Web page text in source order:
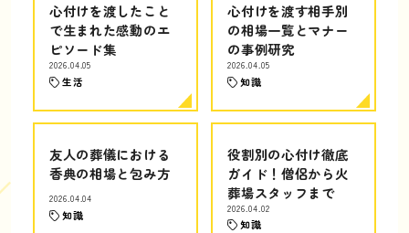
心付けを渡したこと
で生まれた感動のエ
ピソード集
2026.04.05
生活
心付けを渡す相手別
の相場一覧とマナー
の事例研究
2026.04.05
知識
友人の葬儀における
香典の相場と包み方
2026.04.04
知識
役割別の心付け徹底
ガイド！僧侶から火
葬場スタッフまで
2026.04.02
知識